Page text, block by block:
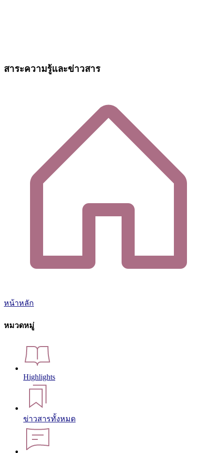
สาระความรู้และข่าวสาร
หน้าหลัก
หมวดหมู่
Highlights
ข่าวสารทั้งหมด